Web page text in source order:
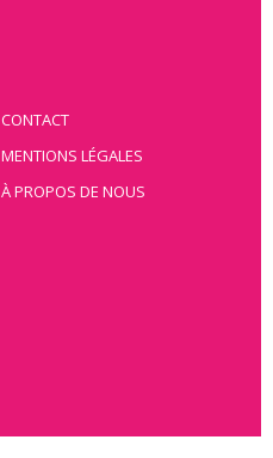
CONTACT
MENTIONS LÉGALES
À PROPOS DE NOUS